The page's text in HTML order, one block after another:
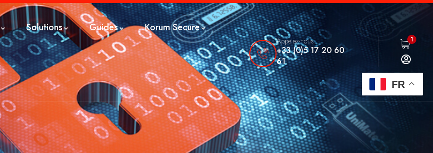
Solutions Guides Korum Secure
Appelez-nous
+33 (0)5 17 20 60
61
1
FR